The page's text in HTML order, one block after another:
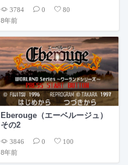
3784 0 80
8年前
Eberouge（エーベルージュ）
その2
3846 0 100
8年前